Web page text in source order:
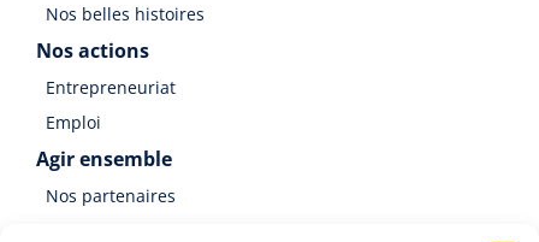
Nos belles histoires
Nos actions
Entrepreneuriat
Emploi
Agir ensemble
Nos partenaires